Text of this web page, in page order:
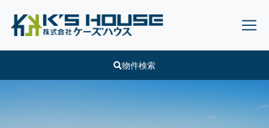
物件検索